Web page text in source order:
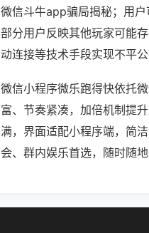
微信斗牛app骗局揭秘；用户
部分用户反映其他玩家可能
动连接等技术手段实现不平公
微信小程序微乐跑得快依托
富、节奏紧凑，加倍机制提
满，界面适配小程序端，简
会、群内娱乐首选，随时随地